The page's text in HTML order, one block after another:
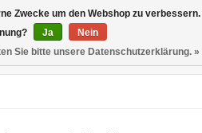
0 Artikel - €0,00
5
Zwecke um den Webshop zu verbessern.
Ja
Nein
Sie bitte unsere Datenschutzerklärung. »